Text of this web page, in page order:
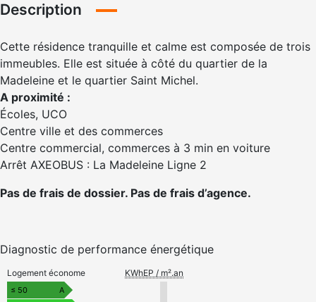
Description
Cette résidence tranquille et calme est composée de trois
immeubles. Elle est située à côté du quartier de la
Madeleine et le quartier Saint Michel.
A proximité :
Écoles, UCO
Centre ville et des commerces
Centre commercial, commerces à 3 min en voiture
Arrêt AXEOBUS : La Madeleine Ligne 2
Pas de frais de dossier. Pas de frais d’agence.
Diagnostic de performance énergétique
Logement économe KWhEP / m².an
≤ 50
A